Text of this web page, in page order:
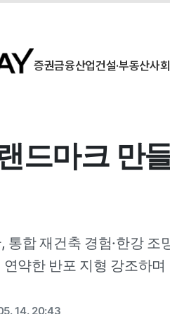
증권금융산업건설·부동산사회
드마크 만
통합 재건축 경험·한강 조
약한 반포 지형 강조하며
14. 20:43